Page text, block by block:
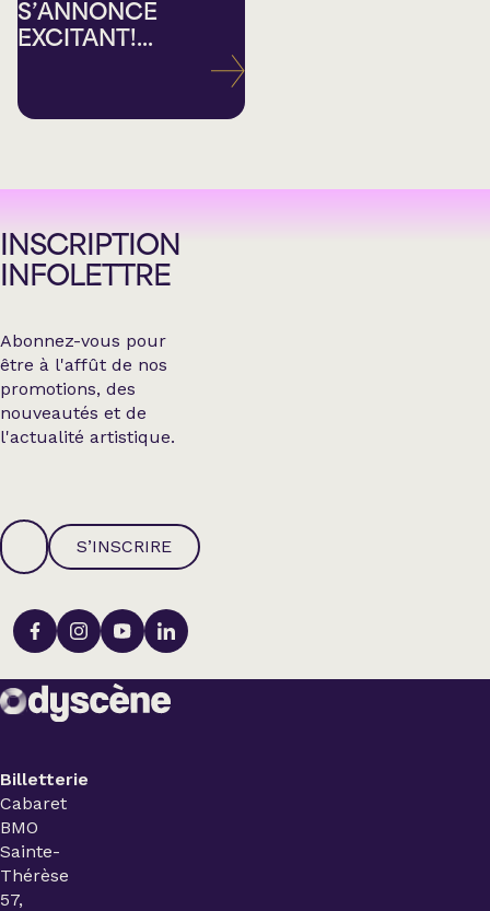
S’ANNONCE
EXCITANT!...
INSCRIPTION
INFOLETTRE
Abonnez-vous pour
être à l'affût de nos
promotions, des
nouveautés et de
l'actualité artistique.
S’INSCRIRE
Billetterie
Cabaret
BMO
Sainte-
Thérèse
57,